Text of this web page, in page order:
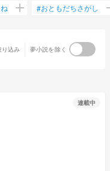
add #おともだちさがし
り込み 夢小説を除く
連載中